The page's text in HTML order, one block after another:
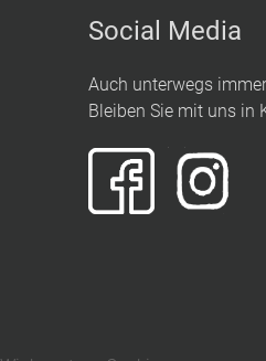
Social Media
Auch unterwegs
Bleiben Sie mit uns in